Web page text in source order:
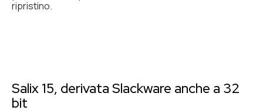
ripristino.
Salix 15, derivata Slackware anche a 32
bit